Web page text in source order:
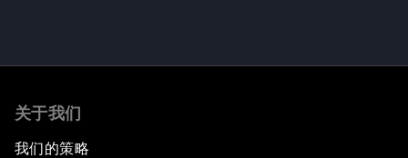
关于我们
我们的策略